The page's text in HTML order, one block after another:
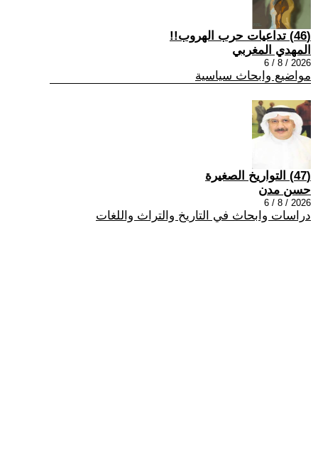
(46) تداعيات حرب الهروب!!
المهدي المغربي
2026 / 8 / 6
مواضيع وابحاث سياسية
(47) التواريخ الصغيرة
حسن مدن
2026 / 8 / 6
دراسات وابحاث في التاريخ والتراث واللغات